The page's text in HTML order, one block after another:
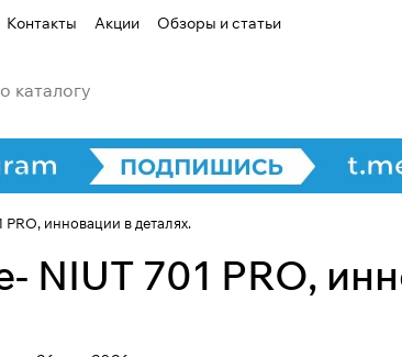
Контакты Акции Обзоры и статьи
инновации в деталях.
701 PRO,